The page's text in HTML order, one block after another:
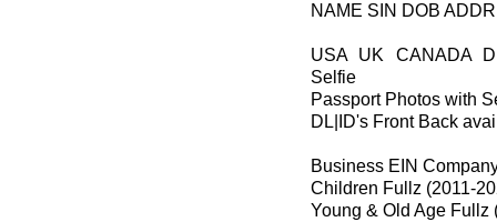
NAME SIN DOB
USA UK CANADA
Selfie
Passport Photos with
DL|ID's Front Back
Business EIN
Children Fullz (2011-
Young & Old Age Fullz